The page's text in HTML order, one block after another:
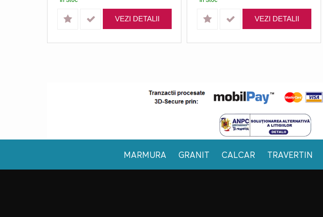
VEZI DETALII VEZI DETALII
MARMURA GRANIT CALCAR TRAVERTIN